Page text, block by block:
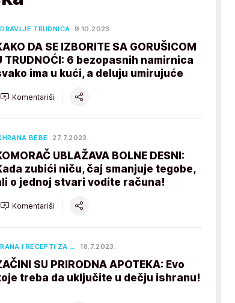
TRUDNICA 9.10.2023.
DA SE IZBORITE SA GORUŠICOM
TRUDNOĆI: 6 bezopasnih namirnica
ima u kući, a deluju umirujuće
Komentariši
BEBE 27.7.2023.
UBLAŽAVA BOLNE DESNI:
zubići niču, čaj smanjuje tegobe,
o jednoj stvari vodite računa!
Komentariši
I RECEPTI ZA … 18.7.2023.
SU PRIRODNA APOTEKA: Evo
treba da uključite u dečju ishranu!